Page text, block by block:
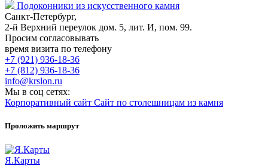
Подоконники из искусственного камня
Санкт-Петербург,
2-й Верхний переулок дом. 5, лит. И, пом. 99.
Просим согласовывать
время визита по телефону
+7 (921) 936-18-36
+7 (812) 936-18-36
info@krslon.ru
Мы в соц сетях:
Корпоративный сайт Сайт по столешницам из камня
Проложить маршрут
Я.Карты